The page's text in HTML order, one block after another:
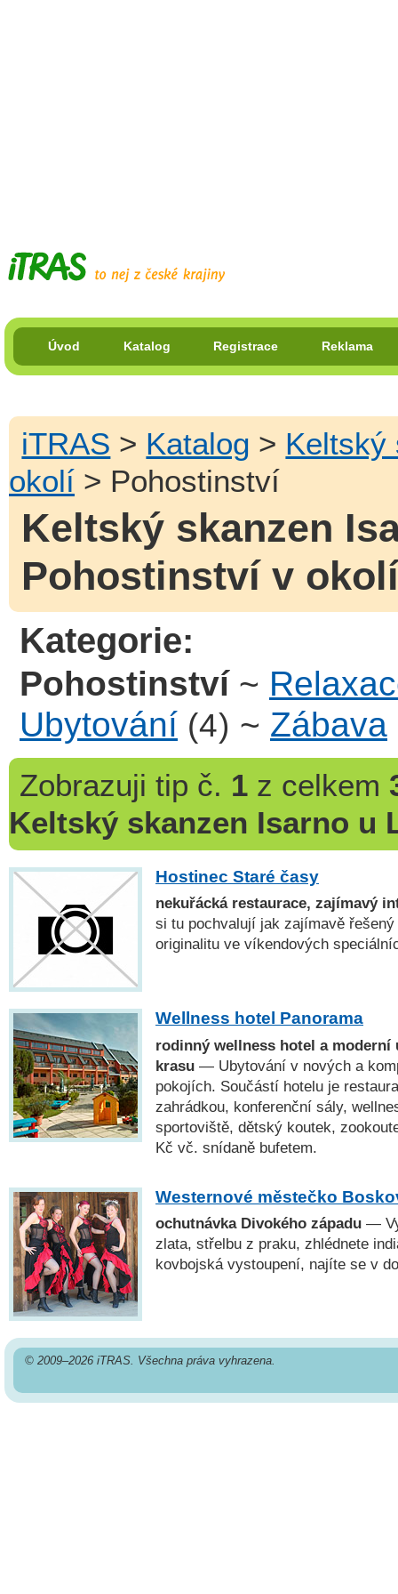
Úvod Katalog Registrace Reklama
iTRAS > Katalog > Keltský
okolí > Pohostinství
Keltský skanzen
Pohostinství v
Kategorie:
Pohostinství~
Ubytování (4) ~ Zábava
Zobrazuji tip č. 1z celkem
Keltský skanzen Isarno u
Hostinec Staré časy
nekuřácká restaurace, zajímavý
si tu pochvalují jak zajímavě
originalitu ve víkendových
Wellness hotel Panorama
rodinný wellness hotel a moderní
krasu — Ubytování v nových a
pokojích. Součástí hotelu je
zahrádkou, konferenční sály,
sportoviště, dětský koutek,
Kč vč. snídaně bufetem.
Westernové městečko
ochutnávka Divokého západu —
zlata, střelbu z praku, zhlédnete
kovbojská vystoupení, najíte se v
© 2009–2026 iTRAS. Všechna práva vyhrazena.